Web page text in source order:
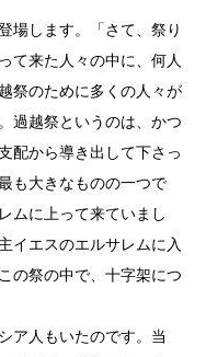
場します。「さて、祭り
て来た人々の中に、何人
祭のために多くの人々が
過越祭というのは、かつ
配から導き出して下さっ
も大きなものの一つで
ムに上って来ていまし
イエスのエルサレムに入
の祭の中で、十字架につ
ア人もいたのです。当